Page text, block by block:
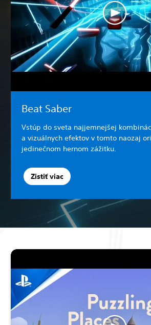
Beat Saber
Vstúp do sveta najjemnejšej
a vizuálnych efektov v tomto naozaj
jedinečnom hernom zážitku.
Zistiť viac